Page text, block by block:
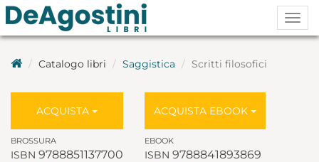
Catalogo libri Saggistica Scritti filosofici
ACQUISTA
BROSSURA
ISBN 9788851137700
ACQUISTA EBOOK
EBOOK
ISBN 9788841893869